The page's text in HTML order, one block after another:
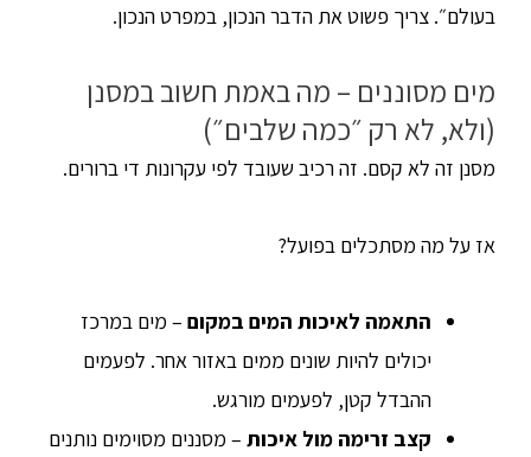
בעולם״. צריך פשוט את הדבר הנכון, במפרט הנכון.
מים מסוננים – מה באמת חשוב במסנן
(ולא, לא רק ״כמה שלבים״)
מסנן זה לא קסם. זה רכיב שעובד לפי עקרונות די ברורים.
אז על מה מסתכלים בפועל?
התאמה לאיכות המים במקום – מים במרכז
יכולים להיות שונים ממים באזור אחר. לפעמים
ההבדל קטן, לפעמים מורגש.
קצב זרימה מול איכות – מסננים מסוימים נותנים